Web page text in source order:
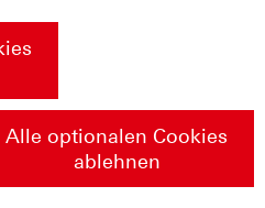
Alle optionalen Cookies
ablehnen